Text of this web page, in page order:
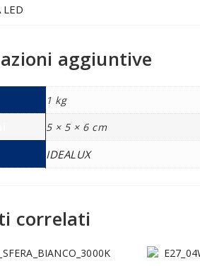
aggiuntive
1 kg
5 × 5 × 6 cm
IDEALUX
correlati